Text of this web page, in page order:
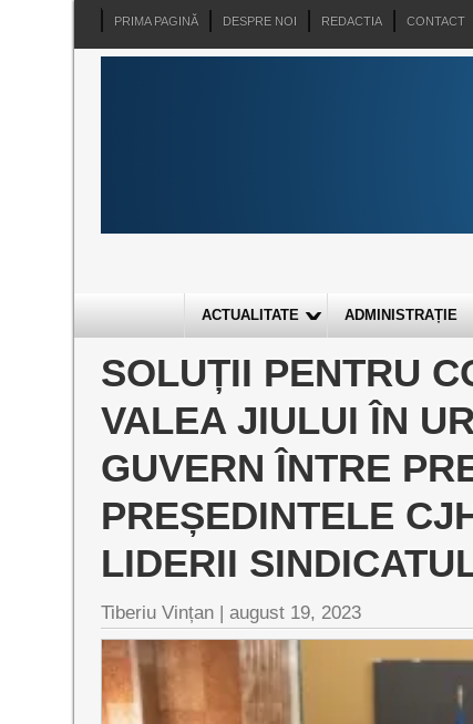
PRIMA PAGINĂ DESPRE NOI REDACTIA CONTACT
ACTUALITATE ADMINISTRAȚIE
SOLUȚII PENTRU
VALEA JIULUI ÎN
GUVERN ÎNTRE
PREȘEDINTELE
LIDERII
Tiberiu Vințan |august 19, 2023